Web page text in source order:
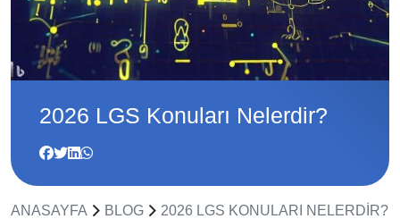
2026 LGS Konuları Nelerdir?
ANASAYFA BLOG 2026 LGS KONULARI NELERDIR?